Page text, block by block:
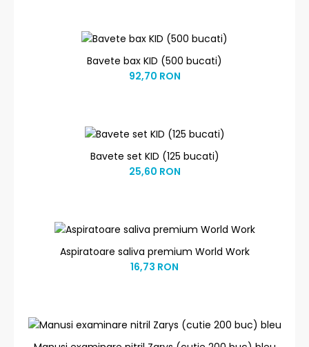
Bavete bax KID (500 bucati)
92,70 RON
Bavete set KID (125 bucati)
25,60 RON
Aspiratoare saliva premium World Work
16,73 RON